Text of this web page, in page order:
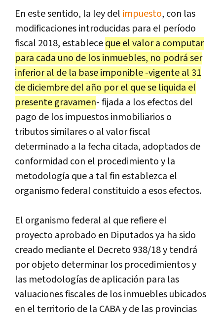
En este sentido, la ley del impuesto, con las
modificaciones introducidas para el período
fiscal 2018, estableceque el valor a computar
para cada uno de los inmuebles, no podrá ser
inferior al de la base imponible -vigente al 31
de diciembre del año por el que se liquida el
presente gravamen- fijada a los efectos del
pago de los impuestos inmobiliarios o
tributos similares o al valor fiscal
determinado a la fecha citada, adoptados de
conformidad con el procedimiento y la
metodología que a tal fin establezca el
organismo federal constituido a esos efectos.
El organismo federal al que refiere el
proyecto aprobado en Diputados ya ha sido
creado mediante el Decreto 938/18 y tendrá
por objeto determinar los procedimientos y
las metodologías de aplicación para las
valuaciones fiscales de los inmuebles ubicados
en el territorio de la CABA y de las provincias